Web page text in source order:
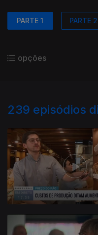
PARTE 1 PARTE 2
opções
239 episódios